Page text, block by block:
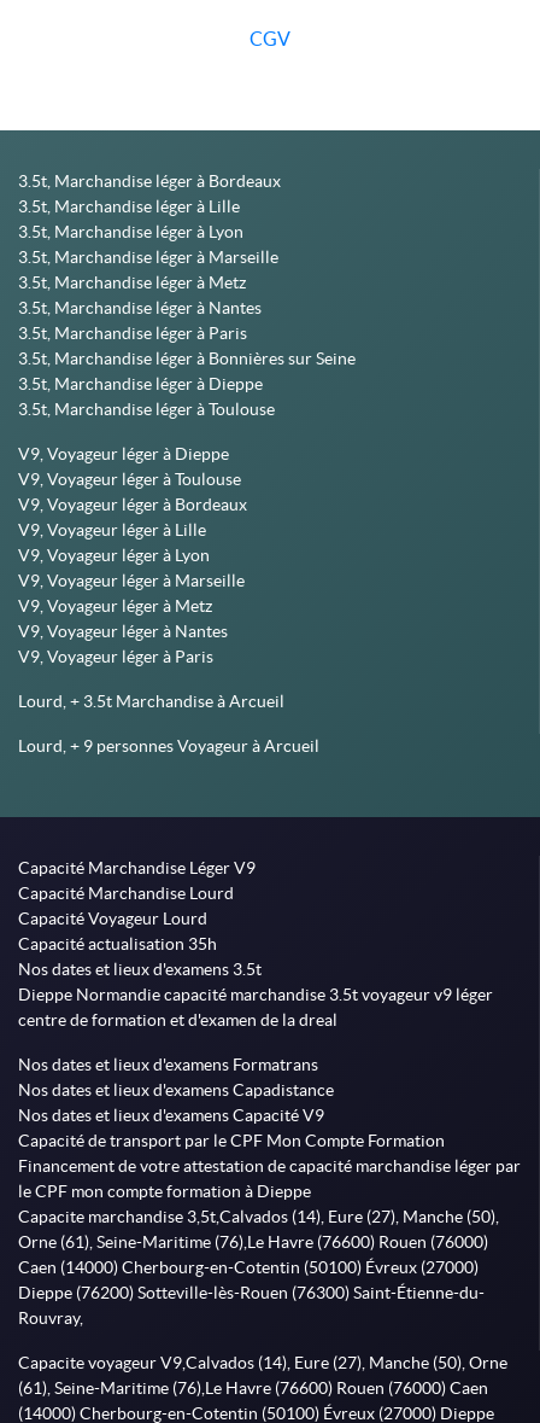
CGV
3.5t, Marchandise léger à Bordeaux
3.5t, Marchandise léger à Lille
3.5t, Marchandise léger à Lyon
3.5t, Marchandise léger à Marseille
3.5t, Marchandise léger à Metz
3.5t, Marchandise léger à Nantes
3.5t, Marchandise léger à Paris
3.5t, Marchandise léger à Bonnières sur Seine
3.5t, Marchandise léger à Dieppe
3.5t, Marchandise léger à Toulouse
V9, Voyageur léger à Dieppe
V9, Voyageur léger à Toulouse
V9, Voyageur léger à Bordeaux
V9, Voyageur léger à Lille
V9, Voyageur léger à Lyon
V9, Voyageur léger à Marseille
V9, Voyageur léger à Metz
V9, Voyageur léger à Nantes
V9, Voyageur léger à Paris
Lourd, + 3.5t Marchandise à Arcueil
Lourd, + 9 personnes Voyageur à Arcueil
Capacité Marchandise Léger V9
Capacité Marchandise Lourd
Capacité Voyageur Lourd
Capacité actualisation 35h
Nos dates et lieux d'examens 3.5t
Dieppe Normandie capacité marchandise 3.5t voyageur v9 léger
centre de formation et d'examen de la dreal
Nos dates et lieux d'examens Formatrans
Nos dates et lieux d'examens Capadistance
Nos dates et lieux d'examens Capacité V9
Capacité de transport par le CPF Mon Compte Formation
Financement de votre attestation de capacité marchandise léger par
le CPF mon compte formation à Dieppe
Capacite marchandise 3,5t,Calvados (14), Eure (27), Manche (50),
Orne (61), Seine-Maritime (76),Le Havre (76600) Rouen (76000)
Caen (14000) Cherbourg-en-Cotentin (50100) Évreux (27000)
Dieppe (76200) Sotteville-lès-Rouen (76300) Saint-Étienne-du-
Rouvray,
Capacite voyageur V9,Calvados (14), Eure (27), Manche (50), Orne
(61), Seine-Maritime (76),Le Havre (76600) Rouen (76000) Caen
(14000) Cherbourg-en-Cotentin (50100) Évreux (27000) Dieppe